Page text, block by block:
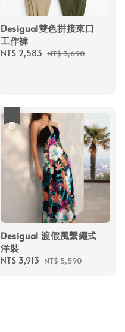
Desigual雙色拼接束口
工作褲
Sale
NT$ 2,583 Regular
NT$ 3,690
Desigual 渡假風繫繩式
洋裝
Sale
NT$ 3,913 Regular
NT$ 5,590